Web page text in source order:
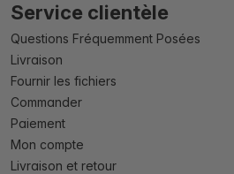
Service clientèle
Questions Fréquemment Posées
Livraison
Fournir les fichiers
Commander
Paiement
Mon compte
Livraison et retour